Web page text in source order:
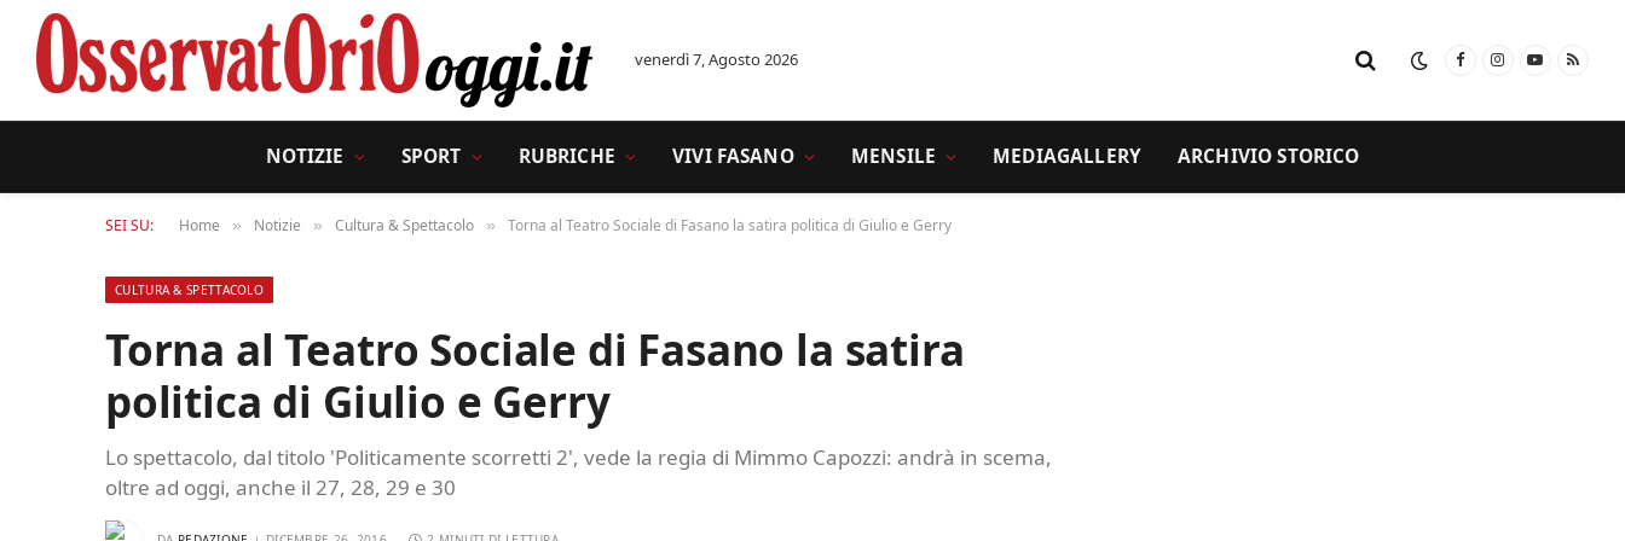
venerdì 7, Agosto 2026 FacebookInstagram
YouTube
RSS
NOTIZIE SPORT RUBRICHE VIVI FASANO MENSILE MEDIAGALLERY ARCHIVIO STORICO
SEI SU: Home » Notizie » Cultura & Spettacolo » Torna al Teatro Sociale di Fasano la satira politica di Giulio e Gerry
CULTURA & SPETTACOLO
Torna al Teatro Sociale di Fasano la satira
politica di Giulio e Gerry
Lo spettacolo, dal titolo 'Politicamente scorretti 2', vede la regia di Mimmo Capozzi: andrà in scema,
oltre ad oggi, anche il 27, 28, 29 e 30